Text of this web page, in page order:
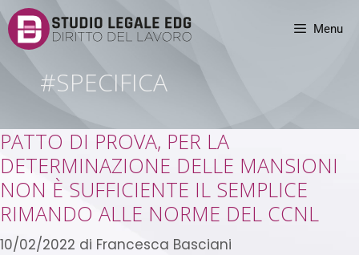
Menu
#SPECIFICA
PATTO DI PROVA, PER LA
DETERMINAZIONE DELLE MANSIONI
NON È SUFFICIENTE IL SEMPLICE
RIMANDO ALLE NORME DEL CCNL
10/02/2022 di Francesca Basciani